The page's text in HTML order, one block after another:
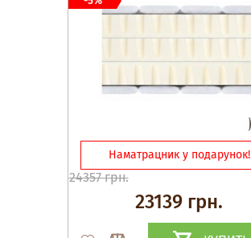
Наматрацник у подарунок!
24357 грн.
23139 грн.